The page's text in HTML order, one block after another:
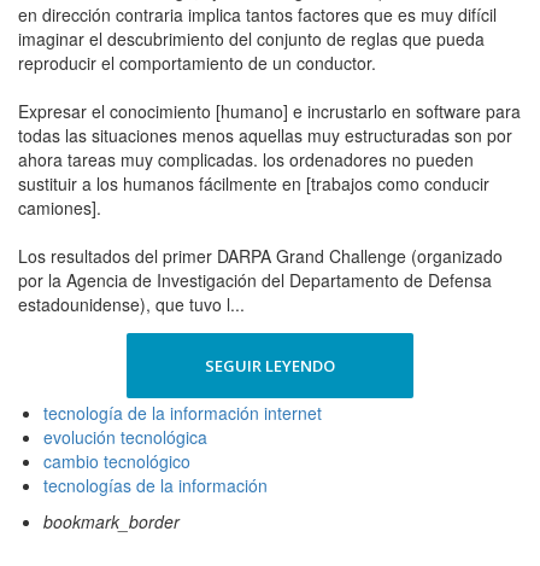
en dirección contraria implica tantos factores que es muy difícil
imaginar el descubrimiento del conjunto de reglas que pueda
reproducir el comportamiento de un conductor.
Expresar el conocimiento [humano] e incrustarlo en software para
todas las situaciones menos aquellas muy estructuradas son por
ahora tareas muy complicadas. los ordenadores no pueden
sustituir a los humanos fácilmente en [trabajos como conducir
camiones].
Los resultados del primer DARPA Grand Challenge (organizado
por la Agencia de Investigación del Departamento de Defensa
estadounidense), que tuvo l...
SEGUIR LEYENDO
tecnología de la información internet
evolución tecnológica
cambio tecnológico
tecnologías de la información
bookmark_border